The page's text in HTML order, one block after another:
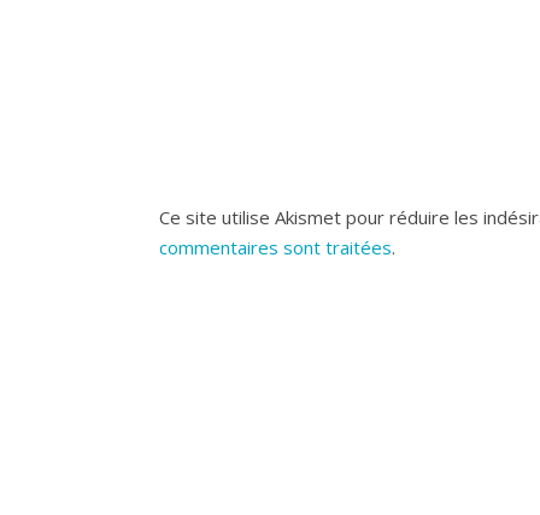
Ce site utilise Akismet pour réduire les
commentaires sont traitées.